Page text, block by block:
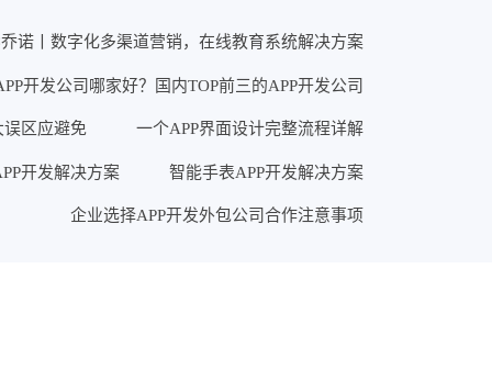
诺丨数字化多渠道营销，在线教育系统解决方案
开发公司哪家好？国内TOP前三的APP开发公司
误区应避免 一个APP界面设计完整流程详解
开发解决方案 智能手表APP开发解决方案
企业选择APP开发外包公司合作注意事项